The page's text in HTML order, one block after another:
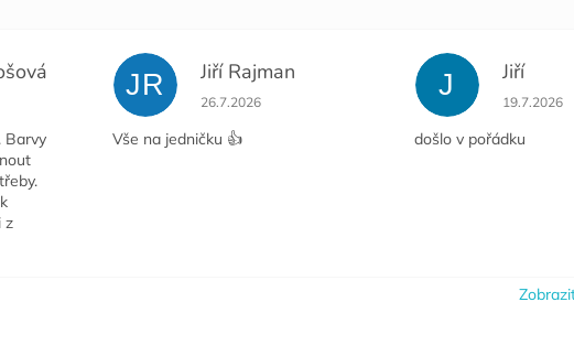
je 5 z 5 hvězdiček.
Barvy
z
JR Jiří Rajman
Hodnocení obchodu je 5 z 5 hvězdiček.
26.7.2026
Vše na jedničku 👍
J Jiří
19.7.2026
došlo v pořádku